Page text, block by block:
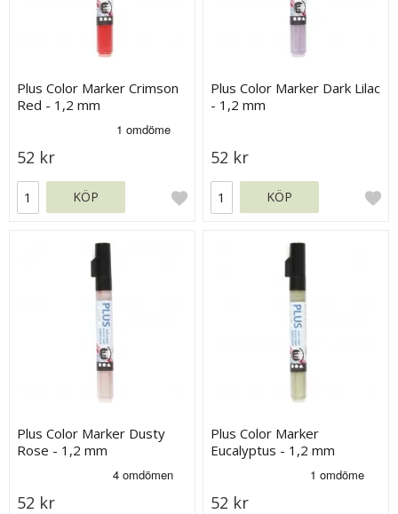
Plus Color Marker Crimson
Red - 1,2 mm
52 kr
KÖP
Plus Color Marker Dark Lilac
- 1,2 mm
52 kr
KÖP
Plus Color Marker Dusty
Rose - 1,2 mm
52 kr
Plus Color Marker
Eucalyptus - 1,2 mm
52 kr